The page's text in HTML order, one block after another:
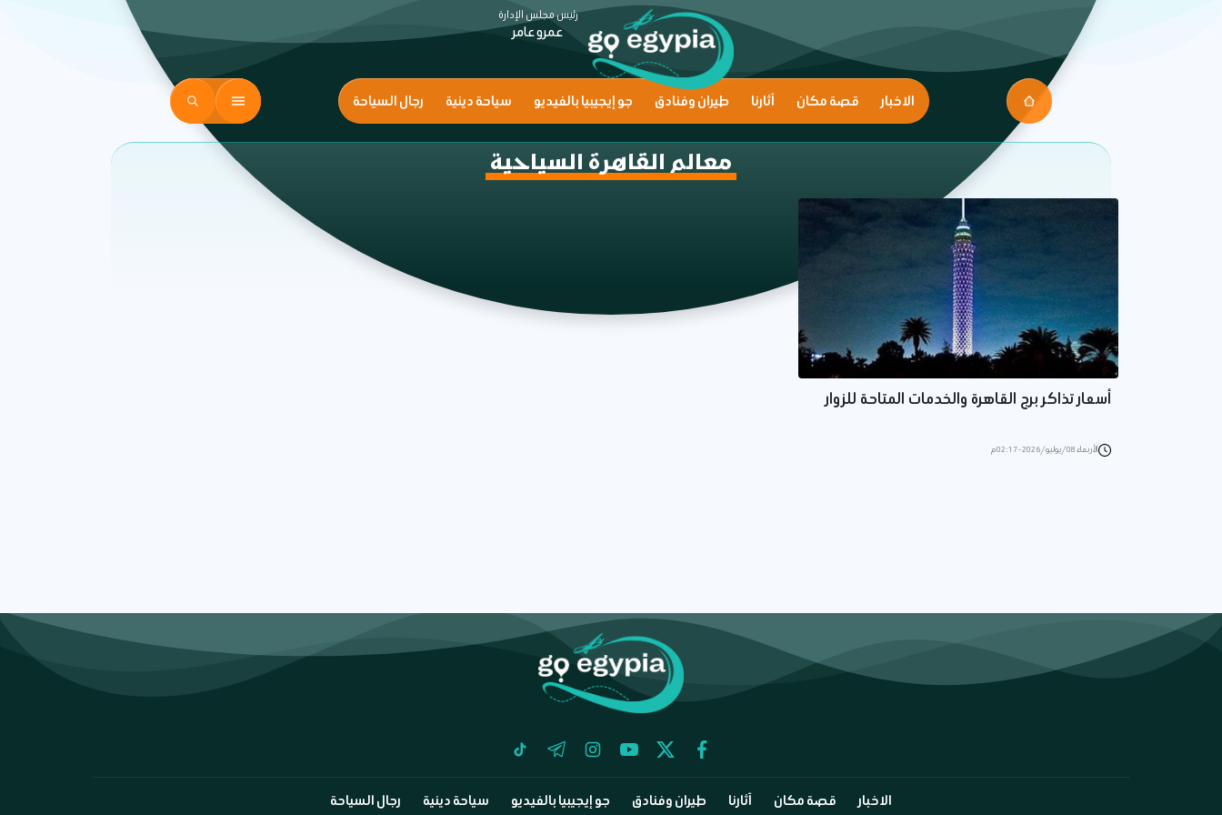
رئيس مجلس الإدارة
عمرو عامر
الاخبار قصة مكان آثارنا طيران وفنادق جو إيجيبيا بالفيديو سياحة دينية رجال السياحة
معالم القاهرة السياحية
أسعار تذاكر برج القاهرة والخدمات المتاحة للزوار
الأربعاء 08/يوليو/2026 - 02:17 م
facebook
twitter
youtube
instagram
telegram
tiktok
الاخبار قصة مكان آثارنا طيران وفنادق جو إيجيبيا بالفيديو سياحة دينية رجال السياحة